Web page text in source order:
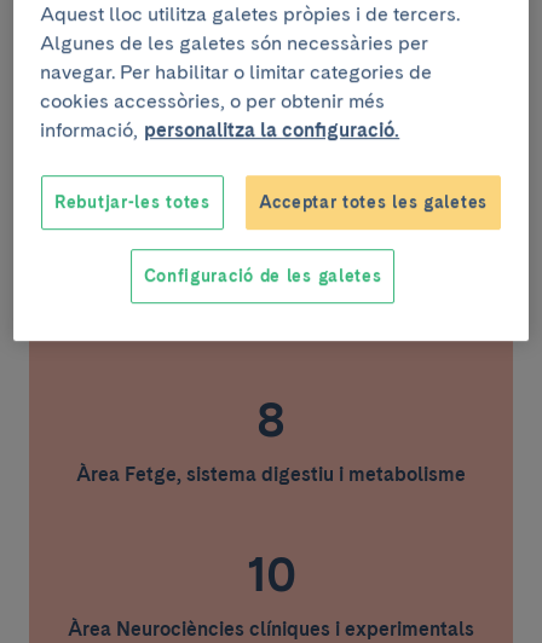
4
Àrea Agressió biològica i mecanismes de
resposta
6
Àrea Biopatologia i bioenginyeria respiratòria,
8
Àrea Fetge, sistema digestiu i metabolisme
10
Àrea Neurociències clíniques i experimentals
Aquest lloc utilitza galetes pròpies i de tercers.
Algunes de les galetes són necessàries per
navegar. Per habilitar o limitar categories de
cookies accessòries, o per obtenir més
informació, personalitza la configuració.
Rebutjar-les totes Acceptar totes les galetes
Configuració de les galetes